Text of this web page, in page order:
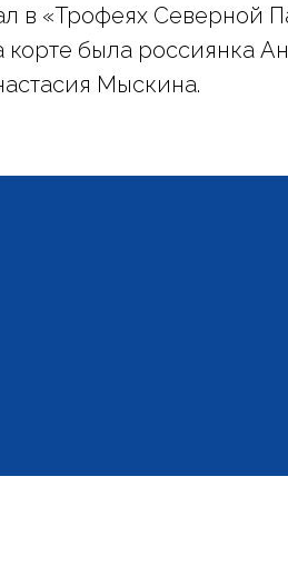
в «Трофеях Северной
корте была россиянка
Мыскина.